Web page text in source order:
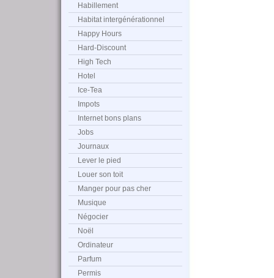
Habillement
Habitat intergénérationnel
Happy Hours
Hard-Discount
High Tech
Hotel
Ice-Tea
Impots
Internet bons plans
Jobs
Journaux
Lever le pied
Louer son toit
Manger pour pas cher
Musique
Négocier
Noël
Ordinateur
Parfum
Permis